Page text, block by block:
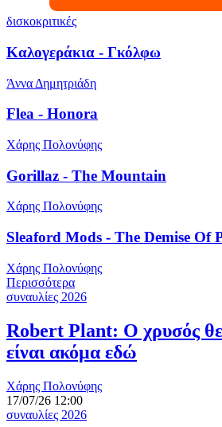
δισκοκριτικές
Καλογεράκια - Γκόλφω
Άννα Δημητριάδη
Flea - Honora
Χάρης Πολονύφης
Gorillaz - The Mountain
Χάρης Πολονύφης
Sleaford Mods - The Demise Of
Χάρης Πολονύφης
Περισσότερα
συναυλίες 2026
Robert Plant: Ο χρυσός
είναι ακόμα εδώ
Χάρης Πολονύφης
17/07/26 12:00
συναυλίες 2026